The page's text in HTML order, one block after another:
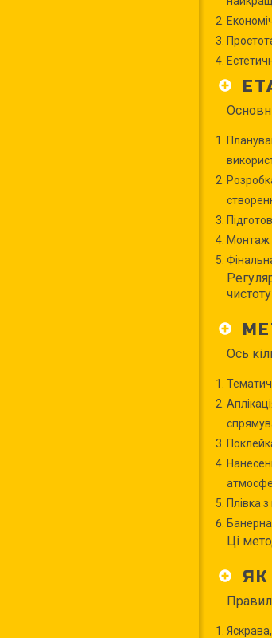
Монтаж
Ось
Плівка
Банерна
Ці